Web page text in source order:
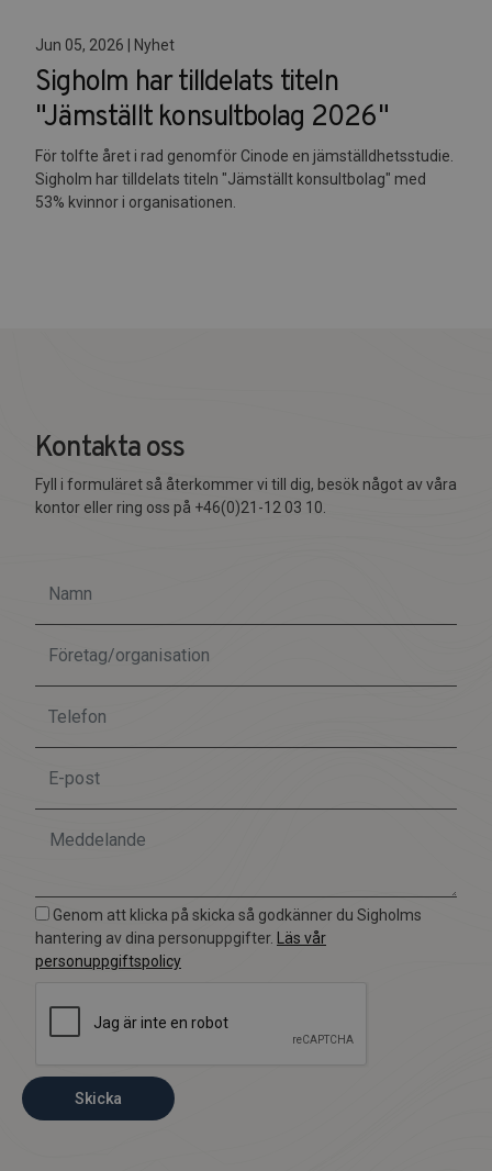
Jun 05, 2026 | Nyhet
Sigholm har tilldelats titeln
"Jämställt konsultbolag 2026"
För tolfte året i rad genomför Cinode en jämställdhetsstudie.
Sigholm har tilldelats titeln "Jämställt konsultbolag" med
53% kvinnor i organisationen.
Kontakta oss
Fyll i formuläret så återkommer vi till dig, besök något av våra
kontor eller ring oss på +46(0)21-12 03 10.
Genom att klicka på skicka så godkänner du Sigholms
hantering av dina personuppgifter. Läs vår
personuppgiftspolicy
Skicka